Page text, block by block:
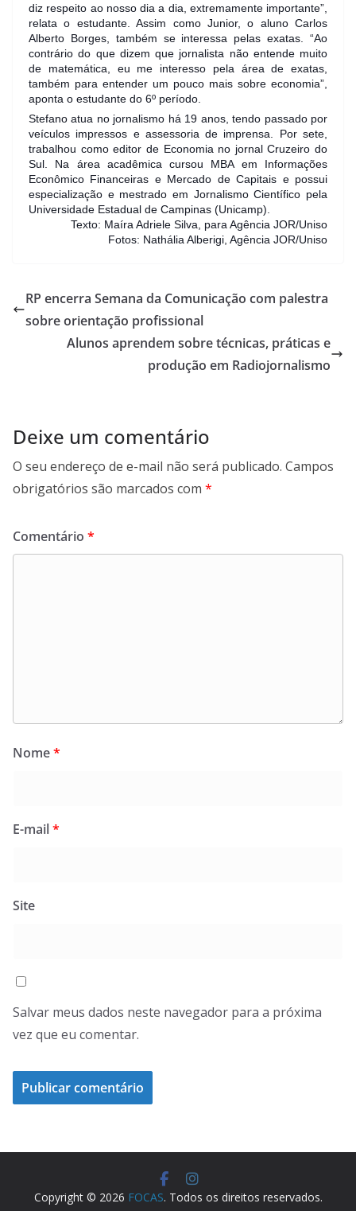
diz respeito ao nosso dia a dia, extremamente importante”,
relata o estudante. Assim como Junior, o aluno Carlos
Alberto Borges, também se interessa pelas exatas. “Ao
contrário do que dizem que jornalista não entende muito
de matemática, eu me interesso pela área de exatas,
também para entender um pouco mais sobre economia”,
aponta o estudante do 6º período.
Stefano atua no jornalismo há 19 anos, tendo passado por
veículos impressos e assessoria de imprensa. Por sete,
trabalhou como editor de Economia no jornal Cruzeiro do
Sul. Na área acadêmica cursou MBA em Informações
Econômico Financeiras e Mercado de Capitais e possui
especialização e mestrado em Jornalismo Científico pela
Universidade Estadual de Campinas (Unicamp).
Texto: Maíra Adriele Silva, para Agência JOR/Uniso
Fotos: Nathália Alberigi, Agência JOR/Uniso
RP encerra Semana da Comunicação com palestra
sobre orientação profissional
Alunos aprendem sobre técnicas, práticas e
produção em Radiojornalismo
Deixe um comentário
O seu endereço de e-mail não será publicado. Campos
obrigatórios são marcados com *
Comentário *
Nome*
E-mail*
Site
Salvar meus dados neste navegador para a próxima
vez que eu comentar.
Copyright © 2026 FOCAS. Todos os direitos reservados.